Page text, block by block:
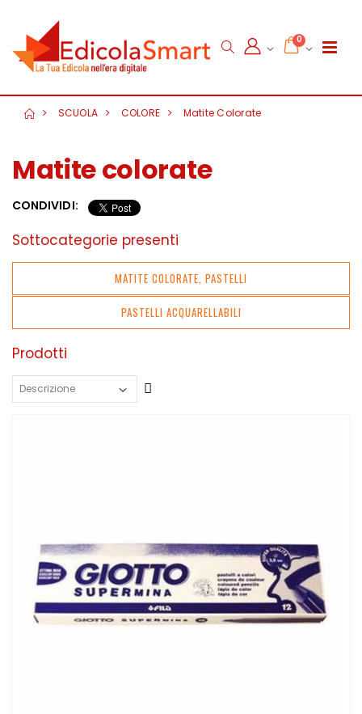
0
SCUOLA COLORE Matite Colorate
Matite colorate
CONDIVIDI:
Sottocategorie presenti
MATITE COLORATE, PASTELLI
PASTELLI ACQUARELLABILI
Prodotti